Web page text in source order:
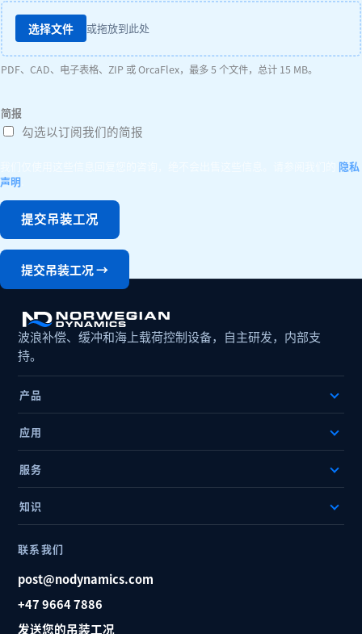
选择文件 或拖放到此处
PDF、CAD、电子表格、ZIP 或 OrcaFlex，最多 5 个文件，总计 15 MB。
简报
勾选以订阅我们的简报
隐私
声明
提交吊装工况
提交吊装工况→
波浪补偿、缓冲和海上载荷控制设备，自主研发，内部支
持。
产品
应用
服务
知识
联系我们
post@nodynamics.com
+47 9664 7886
发送您的吊装工况